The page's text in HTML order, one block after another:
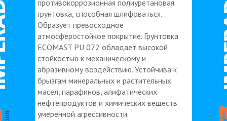
противокоррозионная полиуретановая
грунтовка, способная шлифоваться.
Образует превосходное
атмосферостойкое покрытие. Грунтовка
ECOMAST PU 072 обладает высокой
стойкостью к механическому и
абразивному воздействию. Устойчива к
брызгам минеральных и растительных
масел, парафинов, алифатических
нефтепродуктов и химических веществ
умеренной агрессивности.